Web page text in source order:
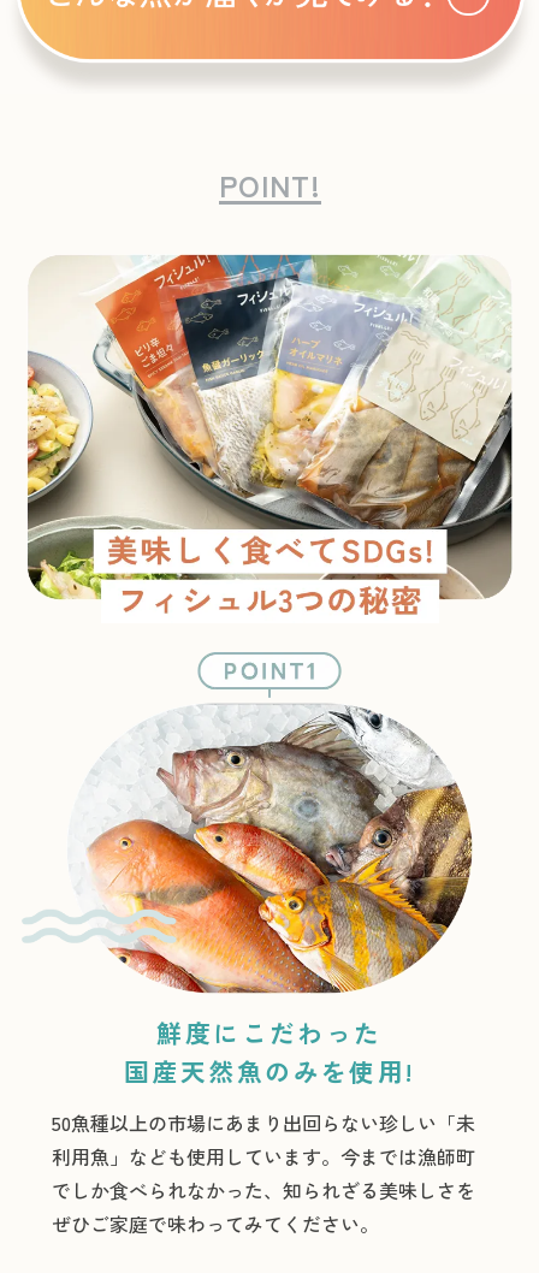
POINT!
鮮度にこだわった
国産天然魚のみを使用!
50魚種以上の市場にあまり出回らない珍しい「未
利用魚」なども使用しています。今までは漁師町
でしか食べられなかった、知られざる美味しさを
ぜひご家庭で味わってみてください。